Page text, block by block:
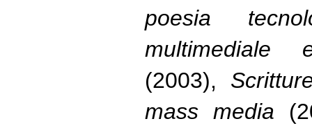
poesia
multimediale
(2003),
mass media